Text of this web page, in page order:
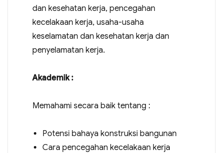
dan kesehatan kerja, pencegahan
kecelakaan kerja, usaha-usaha
keselamatan dan kesehatan kerja dan
penyelamatan kerja.
Akademik :
Memahami secara baik tentang :
Potensi bahaya konstruksi bangunan
Cara pencegahan kecelakaan kerja